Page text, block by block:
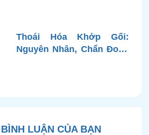
Chuẩn Y Khoa
Thoái Hóa Khớp Gối:
Nguyên Nhân, Chẩn Đoán
LUẬN CỦA BẠN